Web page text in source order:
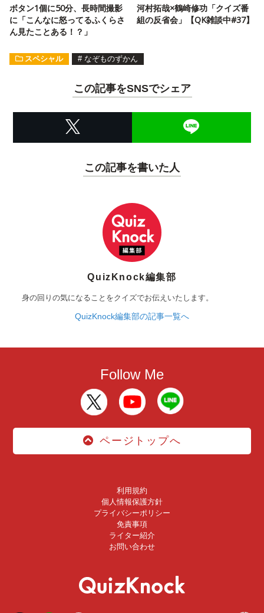
ボタン1個に50分、長時間撮影
に「こんなに怒ってるふくらさ
ん見たことある！？」
河村拓哉×鶴崎修功「クイズ番
組の反省会」【QK雑談中#37】
スペシャル # なぞものずかん
この記事をSNSでシェア
この記事を書いた人
QuizKnock編集部
身の回りの気になることをクイズでお伝えいたします。
QuizKnock編集部の記事一覧へ
Follow Me
ページトップへ
利用規約
個人情報保護方針
プライバシーポリシー
免責事項
ライター紹介
お問い合わせ